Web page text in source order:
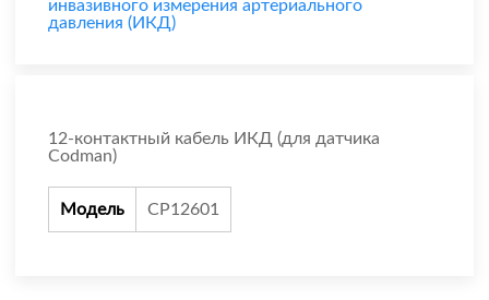
инвазивного измерения артериального
давления (ИКД)
12-контактный кабель ИКД (для датчика
Codman)
Модель CP12601